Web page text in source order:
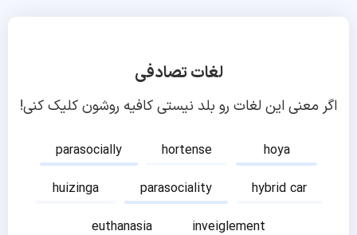
لغات تصادفی
اگر معنی این لغات رو بلد نیستی کافیه روشون کلیک کنی!
parasocially hortense
hoya
huizinga
parasociality
hybrid car
euthanasia
inveiglement